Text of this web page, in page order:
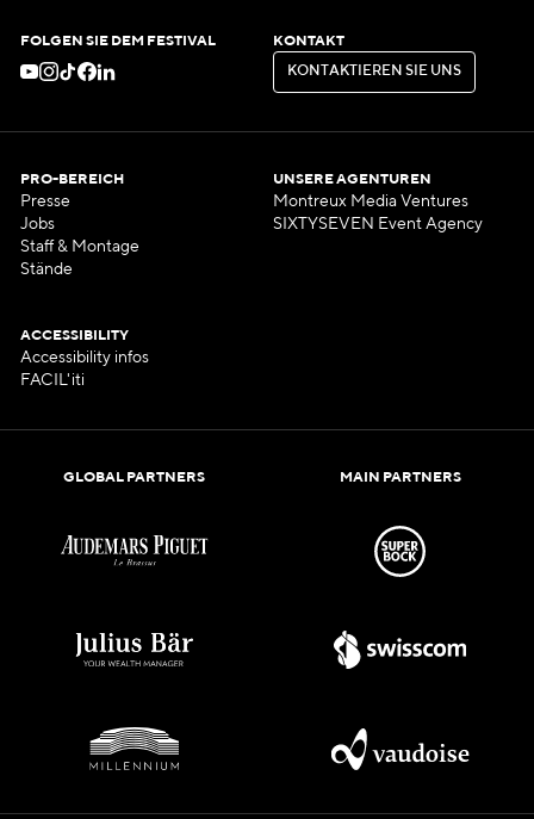
FOLGEN SIE DEM FESTIVAL KONTAKT
KON AKT EREN SI E UN S
KONTAKTIERENSIEUNS
PRO-BEREICH
Presse
Jobs
Staff & Montage
Stände
UNSERE AGENTUREN
Montreux Media Ventures
SIXTYSEVEN Event Agency
ACCESSIBILITY
Accessibility infos
FACIL'iti
GLOBAL PARTNERS MAIN PARTNERS